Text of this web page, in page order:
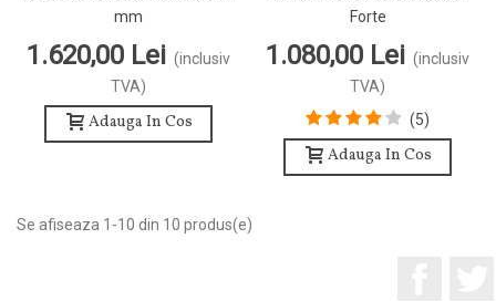
mm
1.620,00 Lei (inclusiv
TVA)
Adauga In Cos
Forte
1.080,00 Lei (inclusiv
TVA)
(5)
Adauga In Cos
Se afiseaza 1-10 din 10 produs(e)